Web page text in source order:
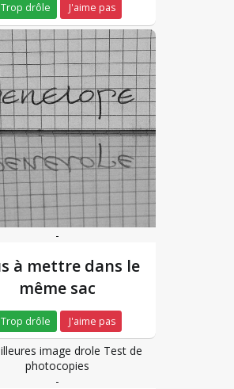
Trop drôle J'aime pas
-
à mettre dans le
même sac
Trop drôle J'aime pas
-